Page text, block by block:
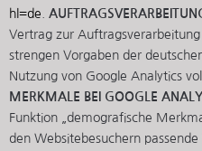
hl=de
Vertrag zur
strengen Vorgaben der
Nutzung von Google Analytics
MERKMALE BEI GOOGLE
Funktion „demografische
den Websitebesuchern